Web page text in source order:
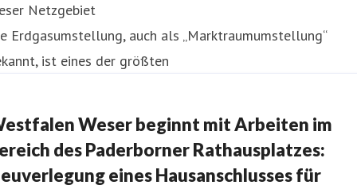
Netzgebiet
Erdgasumstellung, auch als „Marktraumumstellung“
ist eines der größten
Weser beginnt mit Arbeiten im
des Paderborner Rathausplatzes:
eines Hausanschlusses für